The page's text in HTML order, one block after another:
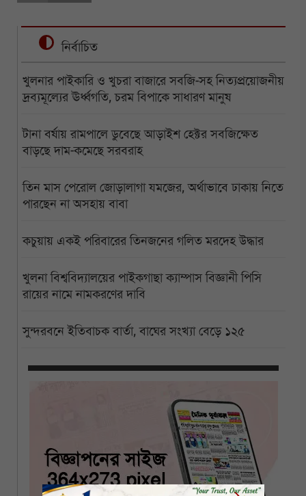
নির্বাচিত
খুলনার পাইকারি ও খুচরা বাজারে সবজি-সহ নিত্যপ্রয়োজনীয়
দ্রব্যমূল্যের ঊর্ধ্বগতি, চরম বিপাকে সাধারণ মানুষ
টানা বর্ষায় রামপালে ডুবেছে আড়াইশ হেক্টর সবজিক্ষেত
বাড়ছে দাম-কমেছে সরবরাহ
তিন মাস পেরোল জোড়ালাগা যমজের, অর্থাভাবে ঢাকায় নিতে
পারছেন না অসহায় বাবা
কচুয়ায় একই পরিবারের তিনজনের গলিত মরদেহ উদ্ধার
খুলনা বিশ্ববিদ্যালয়ের পাইকগাছা ক্যাম্পাস বিজ্ঞানী পিসি
রায়ের নামে নামকরণের দাবি
সুন্দরবনে ইতিবাচক বার্তা, বাঘের সংখ্যা বেড়ে ১২৫